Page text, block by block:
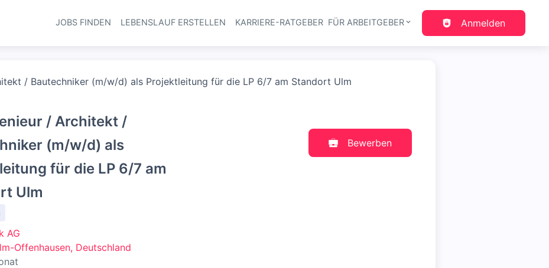
Haupt-Navigation
JOBS FINDEN LEBENSLAUF ERSTELLEN KARRIERE-RATGEBER FÜR ARBEITGEBER Anmelden
/ Bautechniker (m/w/d) als Projektleitung für die LP 6/7 am Standort Ulm
/ Architekt /
(m/w/d) als
für die LP 6/7 am
Ulm
AG
Offenhausen, Deutschland
:
Bewerben